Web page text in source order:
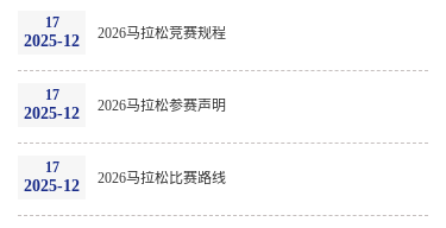
17
2025-12 2026马拉松竞赛规程
17
2025-12 2026马拉松参赛声明
17
2025-12 2026马拉松比赛路线